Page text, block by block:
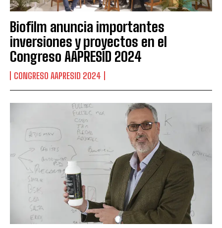
Biofilm anuncia importantes
inversiones y proyectos en el
Congreso AAPRESID 2024
CONGRESO AAPRESID 2024